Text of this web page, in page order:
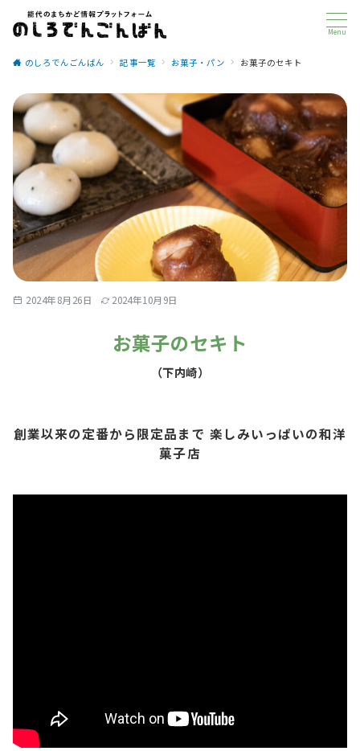
Menu
のしろでんごんばん 記事一覧 お菓子・パン お菓子のセキト
2024年8月26日 2024年10月9日
お菓子のセキト
（下内崎）
創業以来の定番から限定品まで 楽しみいっぱいの和洋
菓子店